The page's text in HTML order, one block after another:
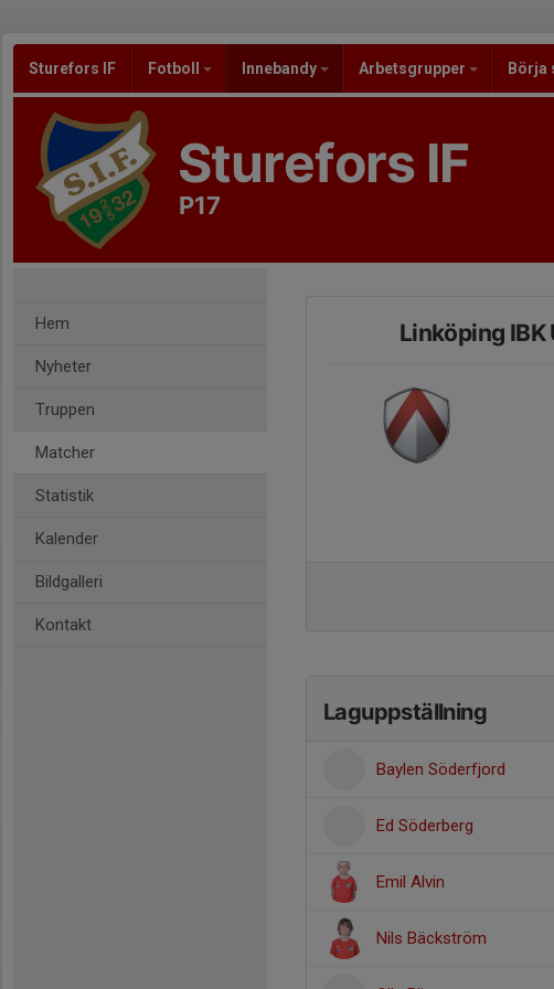
Sturefors IF Fotboll Innebandy Arbetsgrupper Börja
Sturefors IF
P17
Hem
Nyheter
Truppen
Matcher
Statistik
Kalender
Bildgalleri
Kontakt
Linköping
Laguppställning
Baylen Söderfjord
Ed Söderberg
Emil Alvin
Nils Bäckström